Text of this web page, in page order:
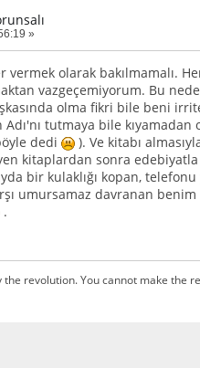
»
vermek olarak bakılmamalı.
vazgeçemiyorum. Bu
olma fikri bile beni
tutmaya bile
dedi
). Ve kitabı
kitaplardan sonra
bir kulaklığı kopan,
umursamaz davranan
.
the revolution. You cannot make the